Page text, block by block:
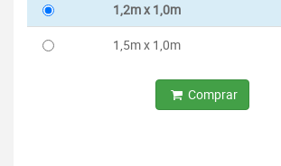
1,2m x 1,0m
1,5m x 1,0m
Comprar